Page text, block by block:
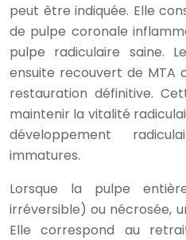
peut être indiquée. Elle
de pulpe coronale
pulpe radiculaire saine.
ensuite recouvert de MTA
restauration définitive.
maintenir la vitalité
développement
immatures.
Lorsque la pulpe
irréversible) ou nécrosée,
Elle correspond au